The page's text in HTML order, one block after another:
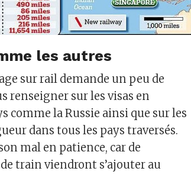
les autres
sur rail demande un peu de
renseigner sur les visas en
comme la Russie ainsi que sur les
dans tous les pays traversés.
mal en patience, car de
train viendront s’ajouter au